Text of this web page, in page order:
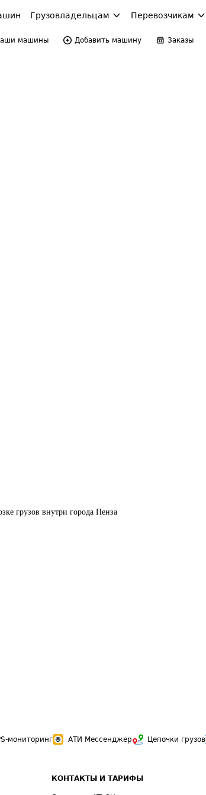
Грузовладельцам Перевозчикам
машины Добавить машину Заказы
грузов внутри города Пенза
мониторинг АТИ Мессенджер Цепочки грузов
КОНТАКТЫ И ТАРИФЫ